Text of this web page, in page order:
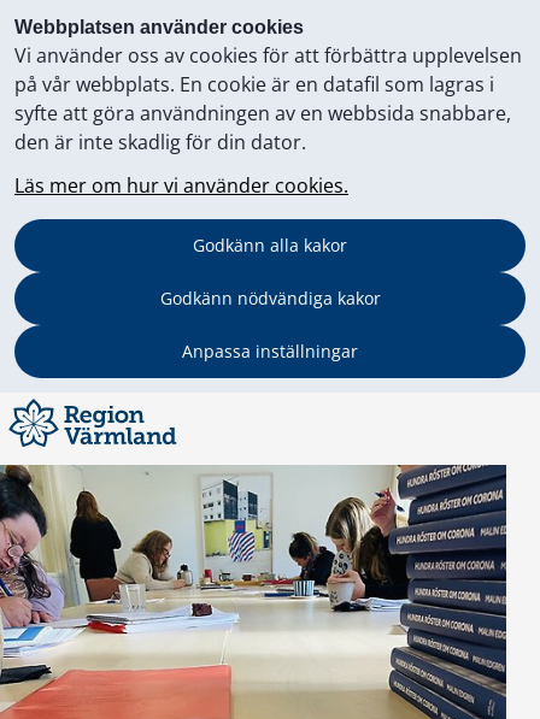
Webbplatsen använder cookies
Vi använder oss av cookies för att förbättra upplevelsen
på vår webbplats. En cookie är en datafil som lagras i
syfte att göra användningen av en webbsida snabbare,
den är inte skadlig för din dator.
Läs mer om hur vi använder cookies.
Godkänn alla kakor
Godkänn nödvändiga kakor
Anpassa inställningar